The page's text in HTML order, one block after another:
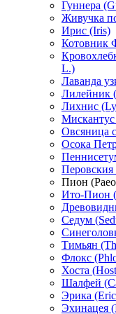
Гуннера
Живучка
Ирис (Iris)
Котовник
L.)
Лаванда
Лилейник
Лихнис
Мискантус
Овсяница
Осока
Перовския
Пион
Ито-Пион
Седум
Тимьян
Флокс
Хоста
Шалфей
Эрика
Эхинацея